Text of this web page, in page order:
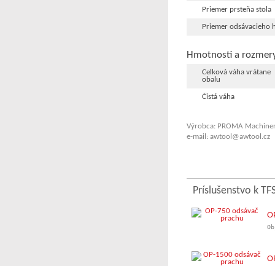
Priemer prsteňa stola
Priemer odsávacieho
Hmotnosti a
Celková váha vrátane
obalu
Čistá váha
Výrobca: PROMA
e-mail: awtool@awtool.cz
Príslušenstvo k